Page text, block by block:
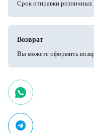
Срок отправки розничных
Возврат
Вы можете оформить